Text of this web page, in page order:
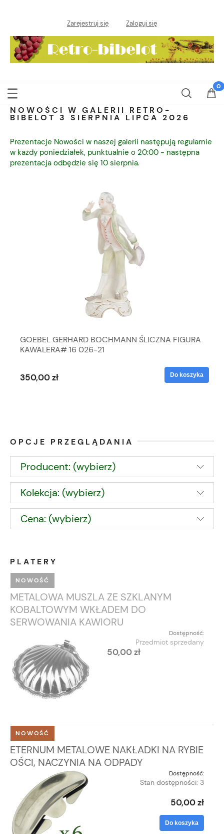
Zarejestruj się Zaloguj się
NOWOŚCI W GALERII RETRO-
BIBELOT 3 SIERPNIA LIPCA 2026
Prezentacje Nowości w naszej galerii następują regularnie
w każdy poniedziałek, punktualnie o 20:00 - następna
prezentacja odbędzie się 10 sierpnia.
GOEBEL GERHARD BOCHMANN ŚLICZNA FIGURA
KAWALERA# 16 026-21
350,00 zł Do koszyka
OPCJE PRZEGLĄDANIA
Producent: (wybierz)
Kolekcja: (wybierz)
Cena: (wybierz)
PLATERY
METALOWA MUSZLA ZE SZKLANYM
KOBALTOWYM WKŁADEM DO
SERWOWANIA KAWIORU
Dostępność:
Przedmiot sprzedany
50,00 zł
NOWOŚĆ
ETERNUM METALOWE NAKŁADKI NA RYBIE
OŚCI, NACZYNIA NA ODPADY
Dostępność:
Stan dostępności: 3
50,00 zł
Do koszyka
NOWOŚĆ